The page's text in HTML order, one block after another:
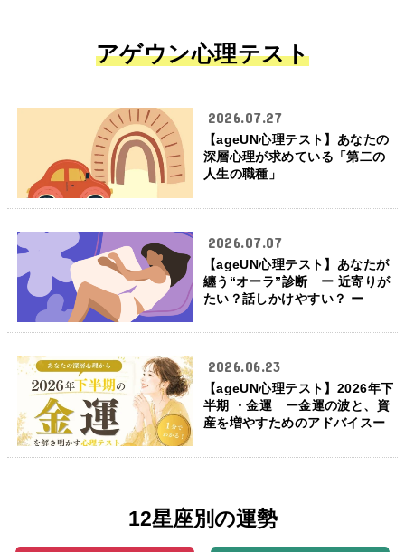
アゲウン心理テスト
2026.07.27
【ageUN心理テスト】あなたの
深層心理が求めている「第二の
人生の職種」
2026.07.07
【ageUN心理テスト】あなたが
纏う“オーラ”診断 ー 近寄りが
たい？話しかけやすい？ ー
2026.06.23
【ageUN心理テスト】2026年下
半期 ・金運 ー金運の波と、資
産を増やすためのアドバイスー
12星座別の運勢